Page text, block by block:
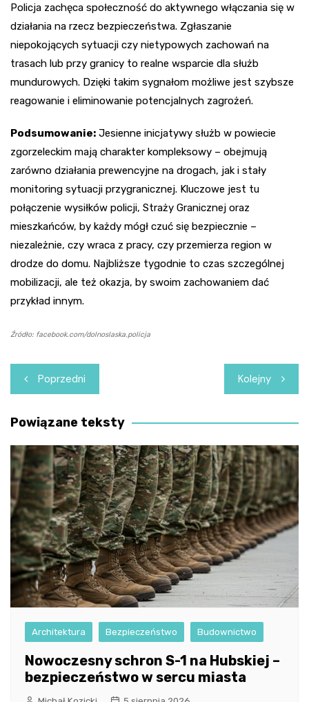
Policja zachęca społeczność do aktywnego włączania się w
działania na rzecz bezpieczeństwa. Zgłaszanie
niepokojących sytuacji czy nietypowych zachowań na
trasach lub przy granicy to realne wsparcie dla służb
mundurowych. Dzięki takim sygnałom możliwe jest szybsze
reagowanie i eliminowanie potencjalnych zagrożeń.
Podsumowanie: Jesienne inicjatywy służb w powiecie
zgorzeleckim mają charakter kompleksowy – obejmują
zarówno działania prewencyjne na drogach, jak i stały
monitoring sytuacji przygranicznej. Kluczowe jest tu
połączenie wysiłków policji, Straży Granicznej oraz
mieszkańców, by każdy mógł czuć się bezpiecznie –
niezależnie, czy wraca z pracy, czy przemierza region w
drodze do domu. Najbliższe tygodnie to czas szczególnej
mobilizacji, ale też okazja, by swoim zachowaniem dać
przykład innym.
Źródło: facebook.com/dolnoslaska.policja
Nawigacja
wpisu
Poprzedni Kolejny
Powiązane teksty
Architektura Bezpieczeństwo Budownictwo
Nowoczesny schron S-1 na Hubskiej –
bezpieczeństwo w sercu miasta